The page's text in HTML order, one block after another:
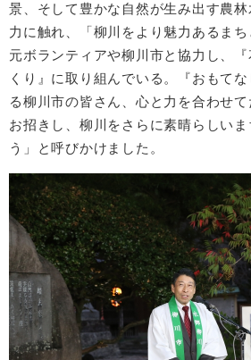
景、そして豊かな自然が生み出す農
力に触れ、「柳川をより魅力あるま
元ボランティアや柳川市と協力し、
くり』に取り組んでいる。『おもて
る柳川市の皆さん、心と力を合わせ
お招きし、柳川をさらに素晴らしい
う」と呼びかけました。